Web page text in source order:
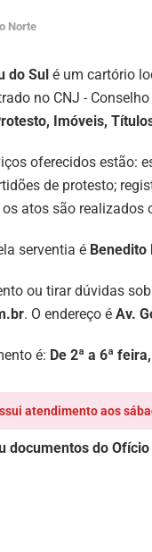
Norte
do Sul é um cartório
no CNJ -
Imóveis,
oferecidos estão:
de protesto;
atos são realizados
serventia é Benedito
ou tirar dúvidas
. O endereço é Av.
é: De 2ª a 6ª
atendimento aos
documentos do